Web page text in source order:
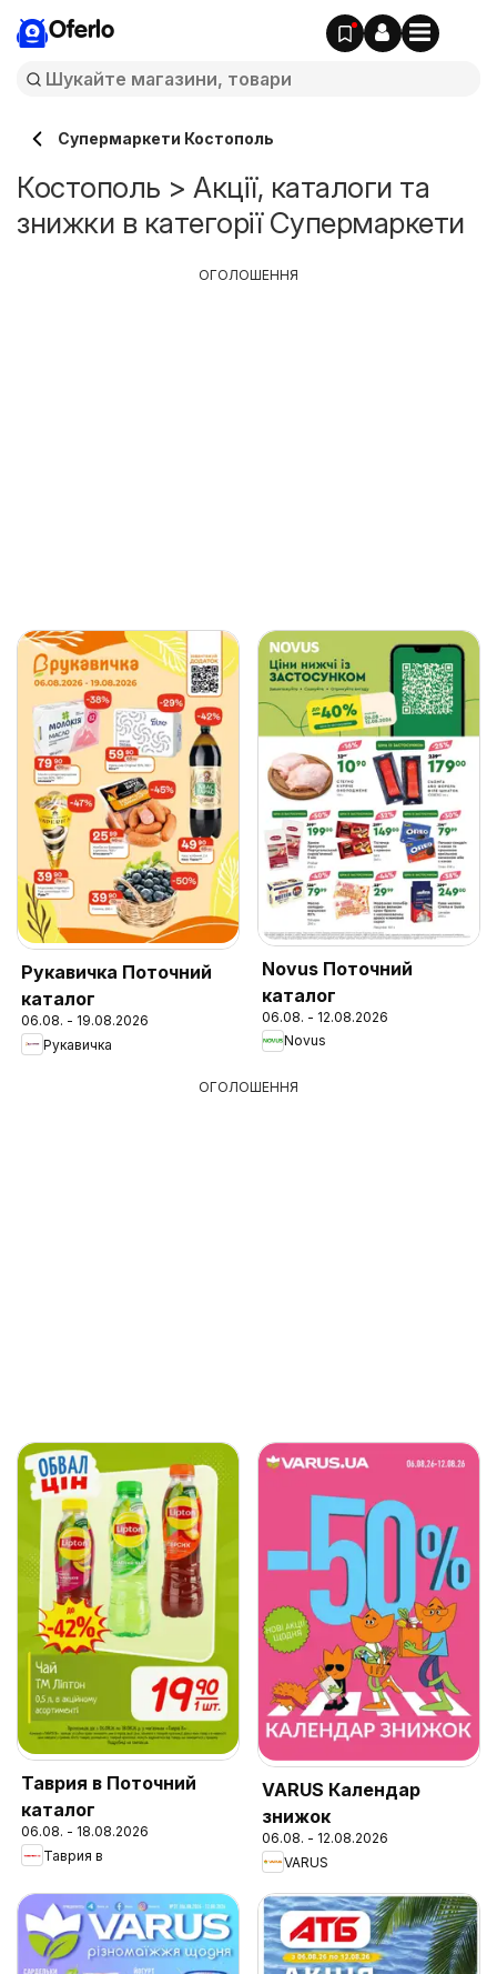
Oferlo
Супермаркети Костополь
Костополь > Акції, каталоги та
знижки в категорії Супермаркети
Рукавичка Поточний
каталог
06.08. - 19.08.2026
Рукавичка
Novus Поточний
каталог
06.08. - 12.08.2026
Novus
ОГОЛОШЕННЯ
ОГОЛОШЕННЯ
Таврия в Поточний
каталог
06.08. - 18.08.2026
Таврия в
VARUS Календар
знижок
06.08. - 12.08.2026
VARUS